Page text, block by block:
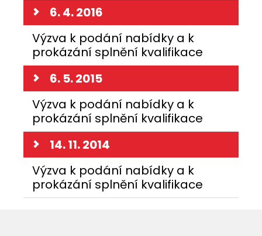
6. 4. 2016
Výzva k podání nabídky a k
prokázání splnění kvalifikace
6. 5. 2015
Výzva k podání nabídky a k
prokázání splnění kvalifikace
14. 11. 2014
Výzva k podání nabídky a k
prokázání splnění kvalifikace